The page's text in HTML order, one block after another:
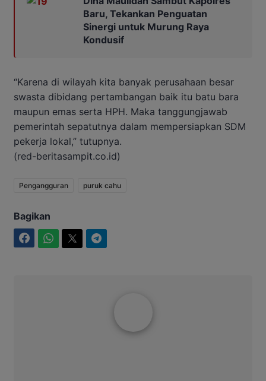
Baru, Tekankan Penguatan
Sinergi untuk Murung Raya
Kondusif
“Karena di wilayah kita banyak perusahaan besar
swasta dibidang pertambangan baik itu batu bara
maupun emas serta HPH. Maka tanggungjawab
pemerintah sepatutnya dalam mempersiapkan SDM
pekerja lokal,” tutupnya.
(red-beritasampit.co.id)
Pengangguran puruk cahu
Bagikan